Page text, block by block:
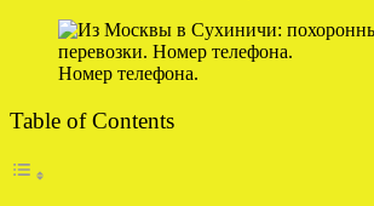
Номер телефона.
Table of Contents